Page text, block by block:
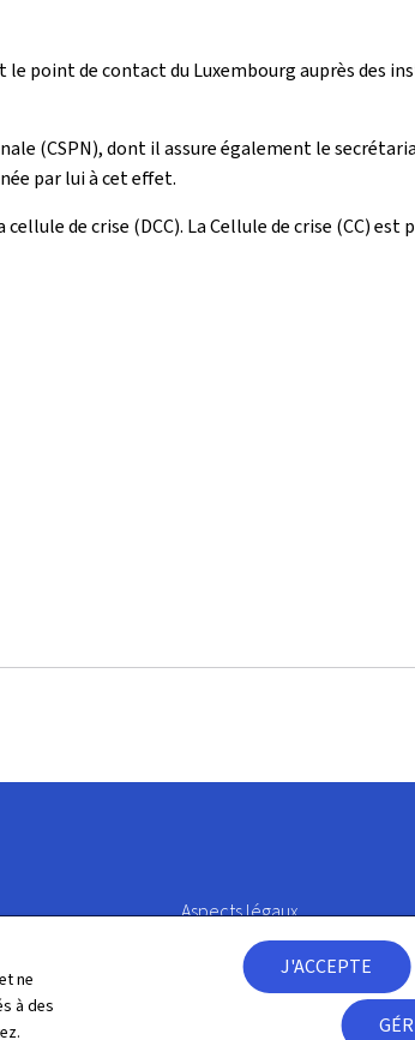
ne
à des
J'ACCEPTE
point de contact du Luxembourg auprès des
(CSPN), dont il assure également le
par lui à cet effet.
de crise (DCC). La Cellule de crise (CC) est
Aspects légaux
Déclaration d'accessibilité